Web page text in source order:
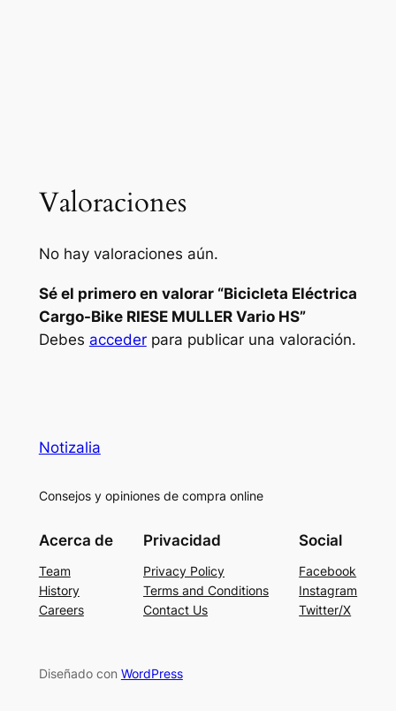
Valoraciones
No hay valoraciones aún.
Sé el primero en valorar “Bicicleta Eléctrica
Cargo-Bike RIESE MULLER Vario HS”
Debes accederpara publicar una valoración.
Notizalia
Consejos y opiniones de compra online
Acerca de
Team
History
Careers
Privacidad
Privacy Policy
Terms and Conditions
Contact Us
Social
Facebook
Instagram
Twitter/X
Diseñado con WordPress